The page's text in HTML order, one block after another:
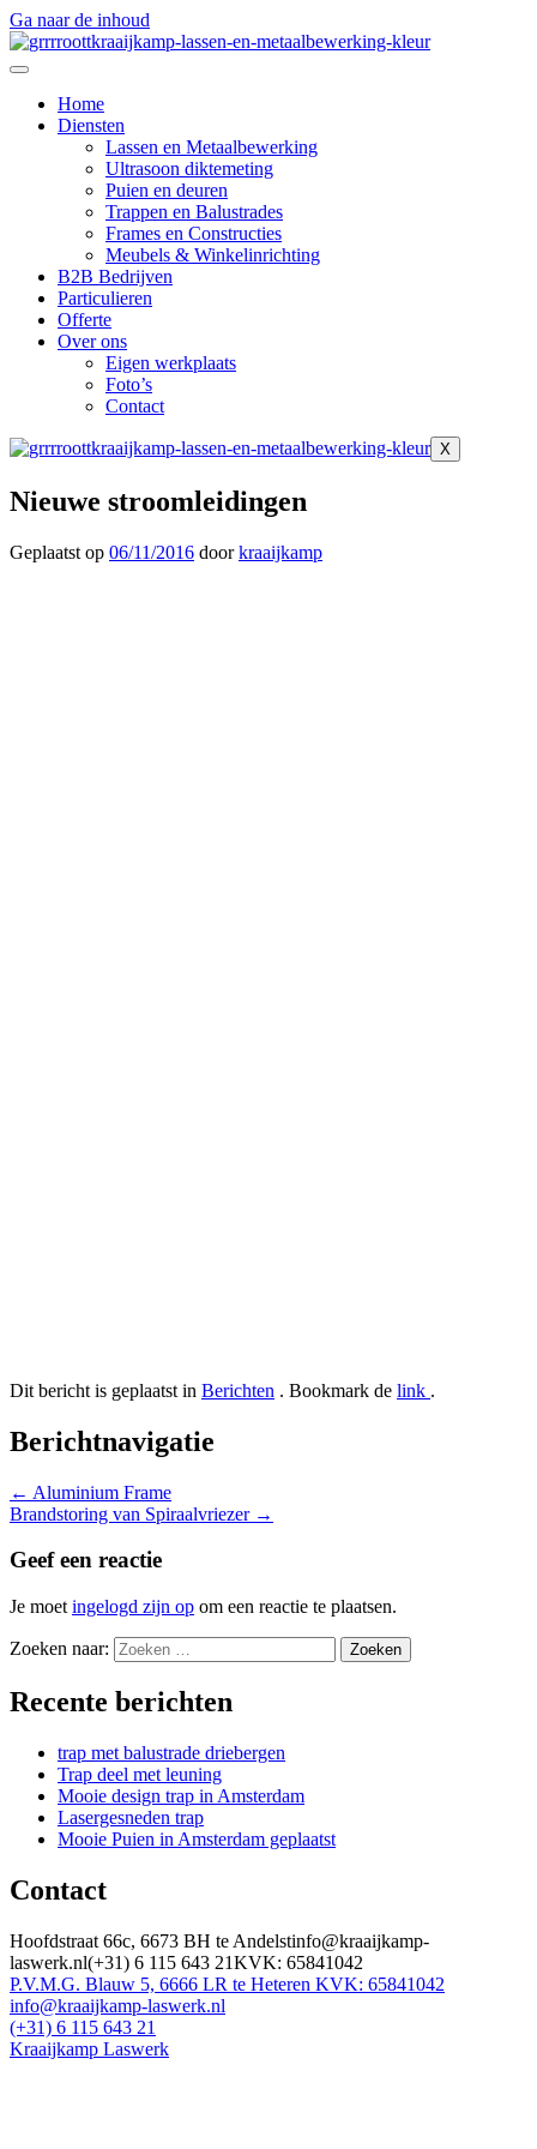
Ga naar de inhoud
Home
Diensten
Lassen en Metaalbewerking
Ultrasoon diktemeting
Puien en deuren
Trappen en Balustrades
Frames en Constructies
Meubels & Winkelinrichting
B2B Bedrijven
Particulieren
Offerte
Over ons
Eigen werkplaats
Foto’s
Contact
X
Nieuwe stroomleidingen
Geplaatst op 06/11/2016 doorkraaijkamp
Dit bericht is geplaatst in Berichten . Bookmark de link .
Berichtnavigatie
← Aluminium Frame
Brandstoring van Spiraalvriezer →
Geef een reactie
Je moet ingelogd zijn op om een reactie te plaatsen.
Zoeken naar:
Recente berichten
trap met balustrade driebergen
Trap deel met leuning
Mooie design trap in Amsterdam
Lasergesneden trap
Mooie Puien in Amsterdam geplaatst
Contact
Hoofdstraat 66c, 6673 BH te Andelstinfo@kraaijkamp-
laswerk.nl(+31) 6 115 643 21KVK: 65841042
P.V.M.G. Blauw 5, 6666 LR te Heteren KVK: 65841042
info@kraaijkamp-laswerk.nl
(+31) 6 115 643 21
Kraaijkamp Laswerk